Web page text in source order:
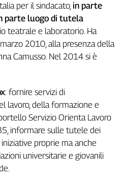
per il sindacato, in parte
parte luogo di tutela
teatrale e laboratorio. Ha
2010, alla presenza della
Camusso. Nel 2014 si è
: fornire servizi di
lavoro, della formazione e
Servizio Orienta Lavoro
informare sulle tutele dei
proprie ma anche
universitarie e giovanili